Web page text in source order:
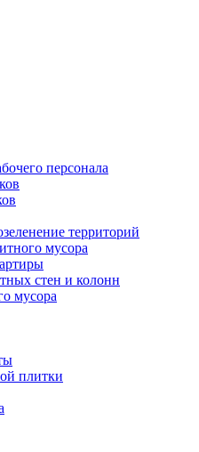
персонала
территорий
мусора
стен и колонн
мусора
плитки